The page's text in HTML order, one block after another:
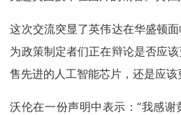
这次交流突显了英伟达在华盛顿
为政策制定者们正在辩论是否应
售先进的人工智能芯片，还是应该
沃伦在一份声明中表示：“我感谢